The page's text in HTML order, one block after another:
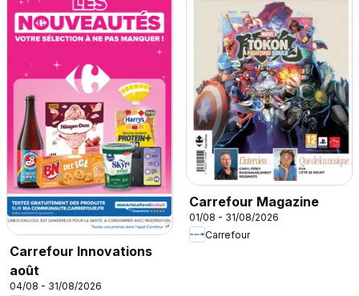
Carrefour Innovations
août
04/08 - 31/08/2026
Carrefour Magazine
01/08 - 31/08/2026
Carrefour